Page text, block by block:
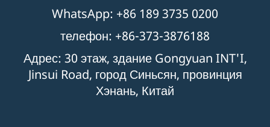
WhatsApp: +86 189 3735 0200
телефон: +86-373-3876188
Адрес: 30 этаж, здание Gongyuan INT'I,
Jinsui Road, город Синьсян, провинция
Хэнань, Китай